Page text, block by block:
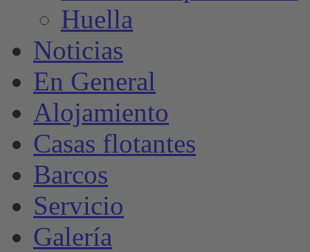
Huella
Noticias
En General
Alojamiento
Casas flotantes
Barcos
Servicio
Galería